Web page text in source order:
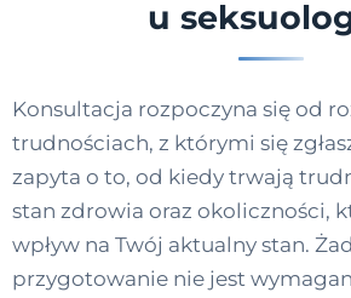
u
Konsultacja rozpoczyna się od
trudnościach, z którymi się
zapyta o to, od kiedy trwają
stan zdrowia oraz okoliczności,
wpływ na Twój aktualny stan.
przygotowanie nie jest